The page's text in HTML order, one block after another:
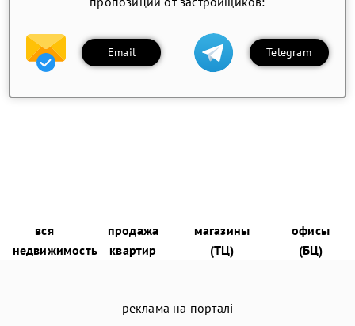
Email Telegram
вся
недвижимость
продажа
квартир
магазины
(ТЦ)
офисы
(БЦ)
реклама на порталі